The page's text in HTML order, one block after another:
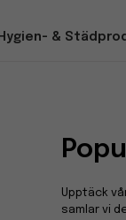
Hygien- &
Upptäck
samlar vi